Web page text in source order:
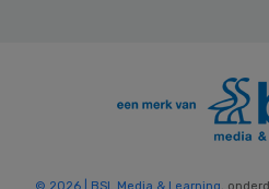
© 2026 | BSL Media & Learning,